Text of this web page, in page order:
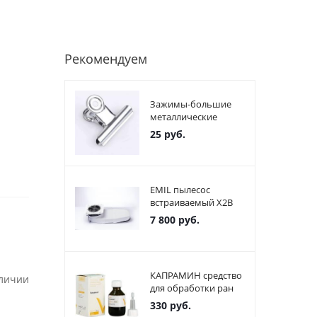
Рекомендуем
Зажимы-большие
металлические
25 руб.
EMIL пылесос
встраиваемый X2В
7 800 руб.
КАПРАМИН средство
для обработки ран
330 руб.